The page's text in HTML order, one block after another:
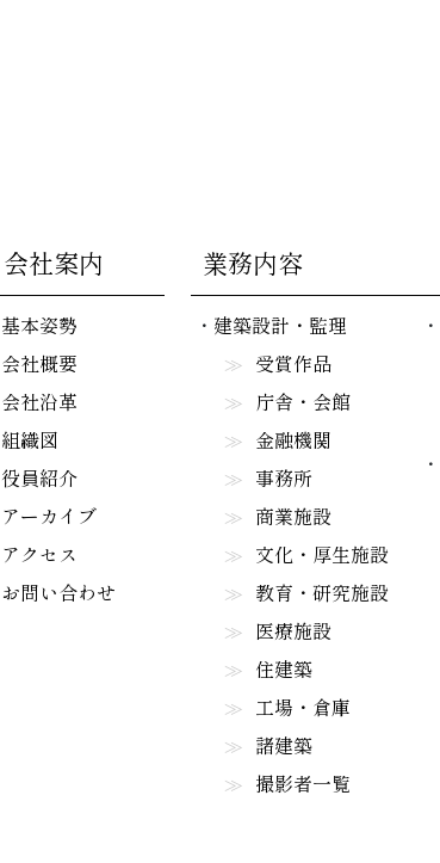
会社案内
基本姿勢
会社概要
会社沿革
組織図
役員紹介
アーカイブ
アクセス
お問い合わせ
業務内容
建築設計・監理
受賞作品
庁舎・会館
金融機関
事務所
商業施設
文化・厚生施設
教育・研究施設
医療施設
住建築
工場・倉庫
諸建築
撮影者一覧